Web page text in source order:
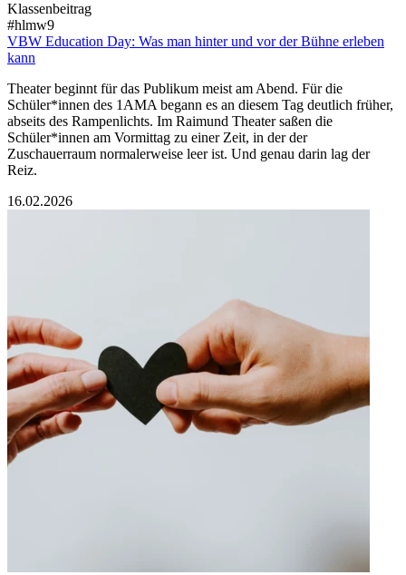
Klassenbeitrag
#hlmw9
VBW Education Day: Was man hinter und vor der Bühne erleben
kann
Theater beginnt für das Publikum meist am Abend. Für die
Schüler*innen des 1AMA begann es an diesem Tag deutlich früher,
abseits des Rampenlichts. Im Raimund Theater saßen die
Schüler*innen am Vormittag zu einer Zeit, in der der
Zuschauerraum normalerweise leer ist. Und genau darin lag der
Reiz.
16.02.2026